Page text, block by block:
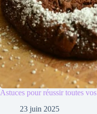
Astuces pour réussir toutes
23 juin 2025